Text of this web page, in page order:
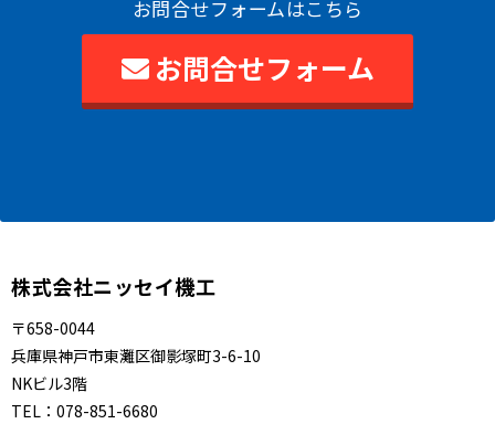
お問合せフォームはこちら
お問合せフォーム
株式会社ニッセイ機工
〒658-0044
兵庫県神戸市東灘区御影塚町3-6-10
NKビル3階
TEL： 078-851-6680